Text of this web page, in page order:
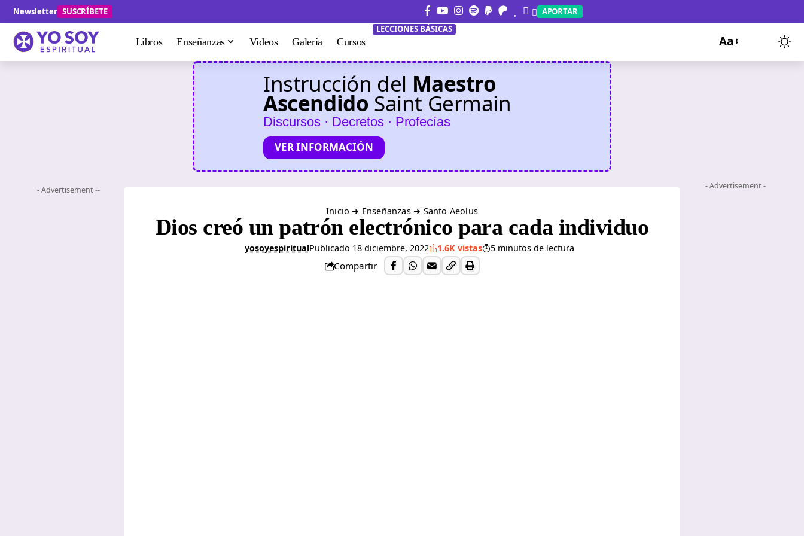
Newsletter SUSCRÍBETE APORTAR
Libros Enseñanzas Videos Galería Cursos
LECCIONES BÁSICAS
Aa
Instrucción del Maestro
Ascendido Saint Germain
Discursos · Decretos · Profecías
VER INFORMACIÓN
- Advertisement --
Inicio ➜ Enseñanzas➜ Santo Aeolus
Dios creó un patrón electrónico para cada individuo
yosoyespiritualPublicado 18 diciembre, 2022 1.6K vistas 5 minutos de lectura
Compartir
- Advertisement -